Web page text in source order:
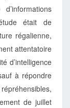
était de
régalienne,
attentatoire
d’intelligence
à répondre
de juillet